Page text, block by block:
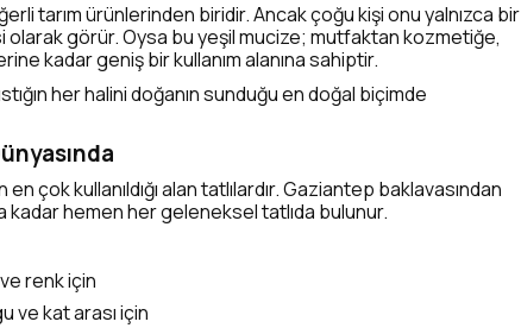
tarım ürünlerinden biridir. Ancak çoğu kişi onu yalnızca bir
olarak görür. Oysa bu yeşil mucize; mutfaktan kozmetiğe,
kadar geniş bir kullanım alanına sahiptir.
her halini doğanın sunduğu en doğal biçimde
en çok kullanıldığı alan tatlılardır. Gaziantep baklavasından
kadar hemen her geleneksel tatlıda bulunur.
renk için
ve kat arası için